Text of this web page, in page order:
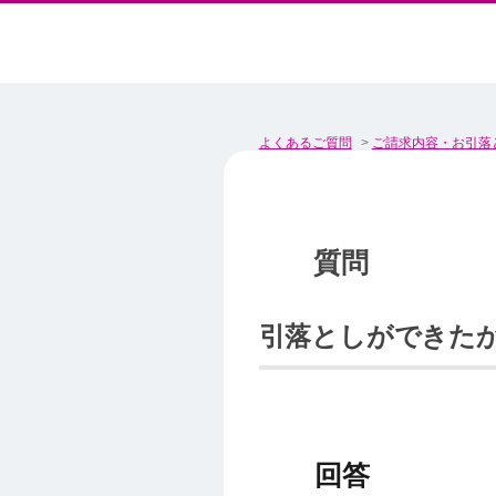
よくあるご質問 > ご請求内容・お引落
引落としができた